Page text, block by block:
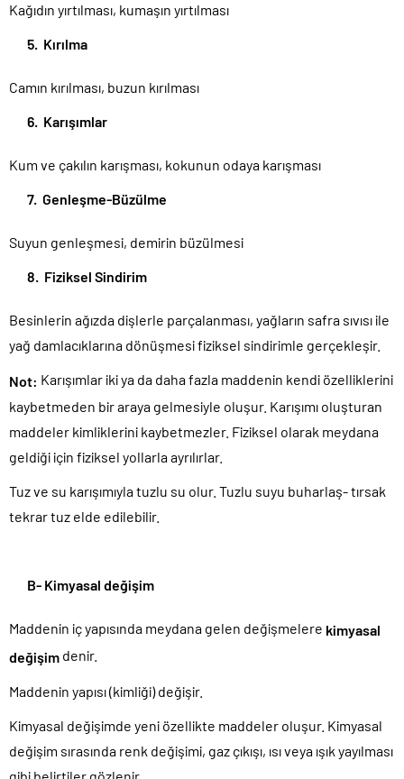
Kağıdın yırtılması, kumaşın yırtılması
5. Kırılma
Camın kırılması, buzun kırılması
6. Karışımlar
Kum ve çakılın karışması, kokunun odaya karışması
7. Genleşme-Büzülme
Suyun genleşmesi, demirin büzülmesi
8. Fiziksel Sindirim
Besinlerin ağızda dişlerle parçalanması, yağların safra sıvısı ile
yağ damlacıklarına dönüşmesi fiziksel sindirimle gerçekleşir.
Not: Karışımlar iki ya da daha fazla maddenin kendi özelliklerini
kaybetmeden bir araya gelmesiyle oluşur. Karışımı oluşturan
maddeler kimliklerini kaybetmezler. Fiziksel olarak meydana
geldiği için fiziksel yollarla ayrılırlar.
Tuz ve su karışımıyla tuzlu su olur. Tuzlu suyu buharlaş- tırsak
tekrar tuz elde edilebilir.
B- Kimyasal değişim
Maddenin iç yapısında meydana gelen değişmelere kimyasal
değişim denir.
Maddenin yapısı (kimliği) değişir.
Kimyasal değişimde yeni özellikte maddeler oluşur. Kimyasal
değişim sırasında renk değişimi, gaz çıkışı, ısı veya ışık yayılması